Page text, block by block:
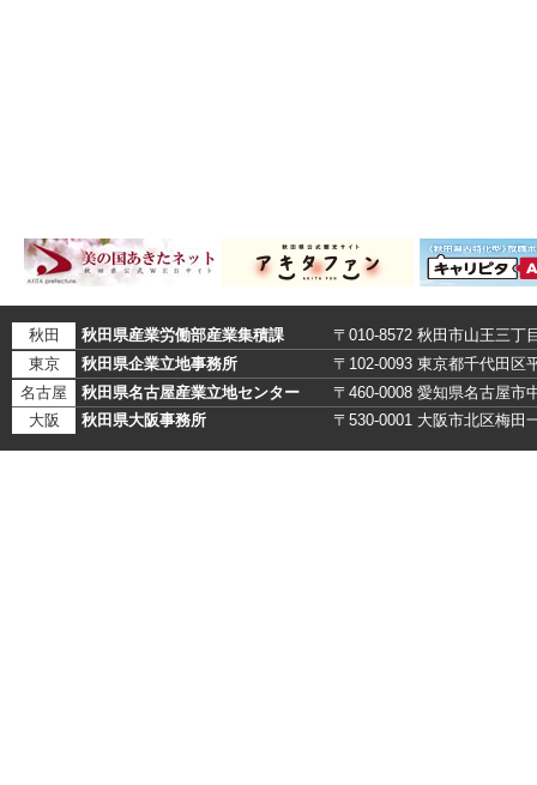
秋田 秋田県産業労働部産業集積課
〒010-8572 秋田市山王三丁
東京
秋田県企業立地事務所
〒102-0093 東京都千代田区
名古屋
秋田県名古屋産業立地センター
〒460-0008 愛知県名古屋市
大阪
秋田県大阪事務所 〒530-0001 大阪市北区梅田